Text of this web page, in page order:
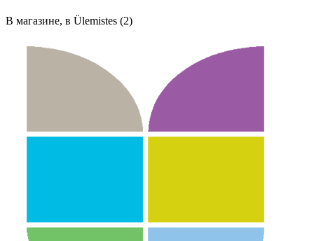
В магазине, в Ülemistes (2)